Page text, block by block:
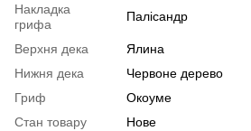
Накладка
грифа
Палісандр
Верхня дека
Ялина
Нижня дека
Червоне дерево
Гриф
Окоуме
Стан товару
Нове